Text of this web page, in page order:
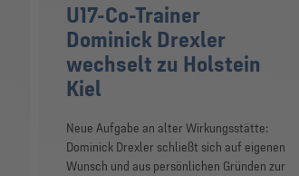
U17-Co-Trainer
Dominick Drexler
wechselt zu Holstein
Kiel
Neue Aufgabe an alter Wirkungsstätte:
Dominick Drexler schließt sich auf eigenen
Wunsch und aus persönlichen Gründen zur